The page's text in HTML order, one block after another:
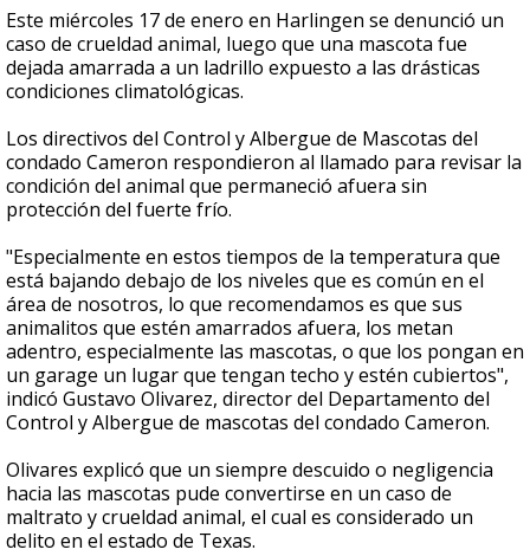
seconds
of
1
minute,
5
Este miércoles 17 de enero en Harlingen se denunció un
caso de crueldad animal, luego que una mascota fue
dejada amarrada a un ladrillo expuesto a las drásticas
condiciones climatológicas.
Los directivos del Control y Albergue de Mascotas del
condado Cameron respondieron al llamado para revisar la
condición del animal que permaneció afuera sin
protección del fuerte frío.
"Especialmente en estos tiempos de la temperatura que
está bajando debajo de los niveles que es común en el
área de nosotros, lo que recomendamos es que sus
animalitos que estén amarrados afuera, los metan
adentro, especialmente las mascotas, o que los pongan en
un garage un lugar que tengan techo y estén cubiertos",
indicó Gustavo Olivarez, director del Departamento del
Control y Albergue de mascotas del condado Cameron.
Olivares explicó que un siempre descuido o negligencia
hacia las mascotas pude convertirse en un caso de
maltrato y crueldad animal, el cual es considerado un
delito en el estado de Texas.